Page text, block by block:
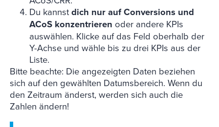
Du kannstdich nur auf Conversions und
ACoS konzentrieren oder andere KPIs
auswählen. Klicke auf das Feld oberhalb der
Y-Achse und wähle bis zu drei KPIs aus der
Liste.
Bitte beachte: Die angezeigten Daten beziehen
sich auf den gewählten Datumsbereich. Wenn du
den Zeitraum änderst, werden sich auch die
Zahlen ändern!